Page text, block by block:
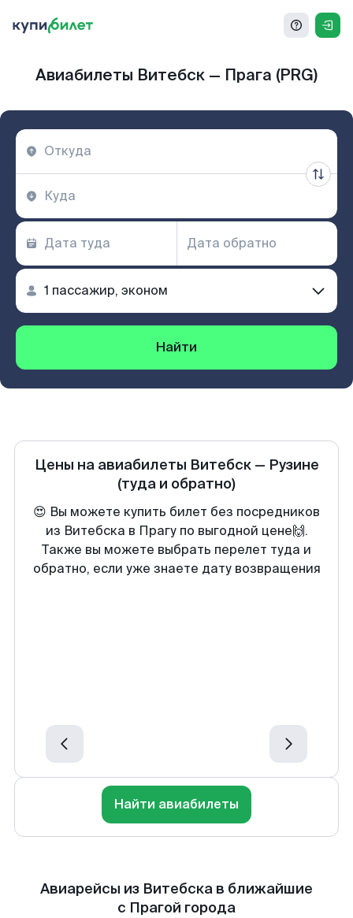
Авиабилеты Витебск — Прага (PRG)
Найти
Цены на авиабилеты Витебск— Рузине
(туда и обратно)
😍 Вы можете купить билет без посредников
из Витебска в Прагу по выгодной цене🙌.
Также вы можете выбрать перелет туда и
обратно, если уже знаете дату возвращения
Найти авиабилеты
Авиарейсы из Витебска в ближайшие
с Прагой города